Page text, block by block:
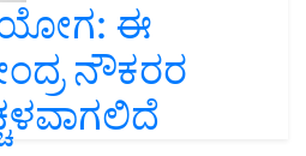
ಈ
ನೌಕರರ